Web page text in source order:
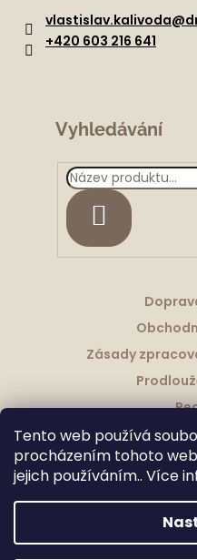
Tento web používá
procházením tohoto
jejich používáním.. Více
vlastislav.kalivoda@
+420 603 216 641
Vyhledávání
HLEDAT
Zásady